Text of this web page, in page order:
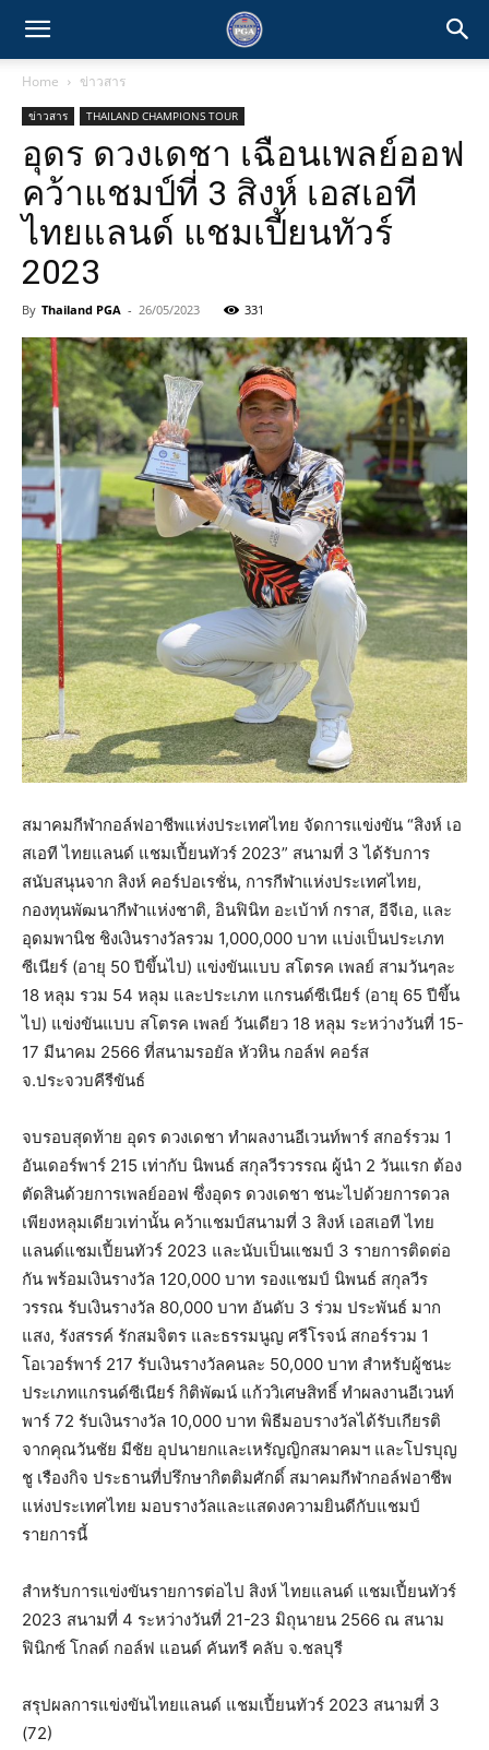
Home ข่าวสาร
ข่าวสาร THAILAND CHAMPIONS TOUR
อุดร ดวงเดชา เฉือนเพลย์ออฟ
คว้าแชมป์ที่ 3 สิงห์ เอสเอที
ไทยแลนด์ แชมเปี้ยนทัวร์
2023
By Thailand PGA - 26/05/2023 331
สมาคมกีฬากอล์ฟอาชีพแห่งประเทศไทย จัดการแข่งขัน “สิงห์ เอ
สเอที ไทยแลนด์ แชมเปี้ยนทัวร์ 2023” สนามที่ 3 ได้รับการ
สนับสนุนจาก สิงห์ คอร์ปอเรชั่น, การกีฬาแห่งประเทศไทย,
กองทุนพัฒนากีฬาแห่งชาติ, อินฟินิท อะเบ้าท์ กราส, อีจีเอ, และ
อุดมพานิช ชิงเงินรางวัลรวม 1,000,000 บาท แบ่งเป็นประเภท
ซีเนียร์ (อายุ 50 ปีขึ้นไป) แข่งขันแบบ สโตรค เพลย์ สามวันๆละ
18 หลุม รวม 54 หลุม และประเภท แกรนด์ซีเนียร์ (อายุ 65 ปีขึ้น
ไป) แข่งขันแบบ สโตรค เพลย์ วันเดียว 18 หลุม ระหว่างวันที่ 15-
17 มีนาคม 2566 ที่สนามรอยัล หัวหิน กอล์ฟ คอร์ส
จ.ประจวบคีรีขันธ์
จบรอบสุดท้าย อุดร ดวงเดชา ทำผลงานอีเวนท์พาร์ สกอร์รวม 1
อันเดอร์พาร์ 215 เท่ากับ นิพนธ์ สกุลวีรวรรณ ผู้นำ 2 วันแรก ต้อง
ตัดสินด้วยการเพลย์ออฟ ซึ่งอุดร ดวงเดชา ชนะไปด้วยการดวล
เพียงหลุมเดียวเท่านั้น คว้าแชมป์สนามที่ 3 สิงห์ เอสเอที ไทย
แลนด์แชมเปี้ยนทัวร์ 2023 และนับเป็นแชมป์ 3 รายการติดต่อ
กัน พร้อมเงินรางวัล 120,000 บาท รองแชมป์ นิพนธ์ สกุลวีร
วรรณ รับเงินรางวัล 80,000 บาท อันดับ 3 ร่วม ประพันธ์ มาก
แสง, รังสรรค์ รักสมจิตร และธรรมนูญ ศรีโรจน์ สกอร์รวม 1
โอเวอร์พาร์ 217 รับเงินรางวัลคนละ 50,000 บาท สำหรับผู้ชนะ
ประเภทแกรนด์ซีเนียร์ กิติพัฒน์ แก้ววิเศษสิทธิ์ ทำผลงานอีเวนท์
พาร์ 72 รับเงินรางวัล 10,000 บาท พิธีมอบรางวัลได้รับเกียรติ
จากคุณวันชัย มีชัย อุปนายกและเหรัญญิกสมาคมฯ และโปรบุญ
ชู เรืองกิจ ประธานที่ปรึกษากิตติมศักดิ์ สมาคมกีฬากอล์ฟอาชีพ
แห่งประเทศไทย มอบรางวัลและแสดงความยินดีกับแชมป์
รายการนี้
สำหรับการแข่งขันรายการต่อไป สิงห์ ไทยแลนด์ แชมเปี้ยนทัวร์
2023 สนามที่ 4 ระหว่างวันที่ 21-23 มิถุนายน 2566 ณ สนาม
ฟินิกซ์ โกลด์ กอล์ฟ แอนด์ คันทรี คลับ จ.ชลบุรี
สรุปผลการแข่งขันไทยแลนด์ แชมเปี้ยนทัวร์ 2023 สนามที่ 3
(72)